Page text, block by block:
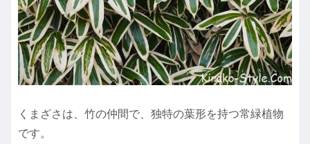
くまざさは、竹の仲間で、独特の葉形を持つ常緑植物
です。